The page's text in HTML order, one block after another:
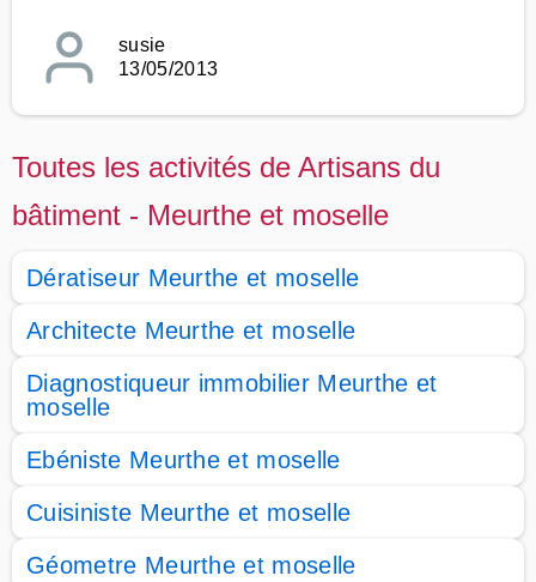
susie
13/05/2013
Toutes les activités de Artisans du
bâtiment - Meurthe et moselle
Dératiseur Meurthe et moselle
Architecte Meurthe et moselle
Diagnostiqueur immobilier Meurthe et
moselle
Ebéniste Meurthe et moselle
Cuisiniste Meurthe et moselle
Géometre Meurthe et moselle